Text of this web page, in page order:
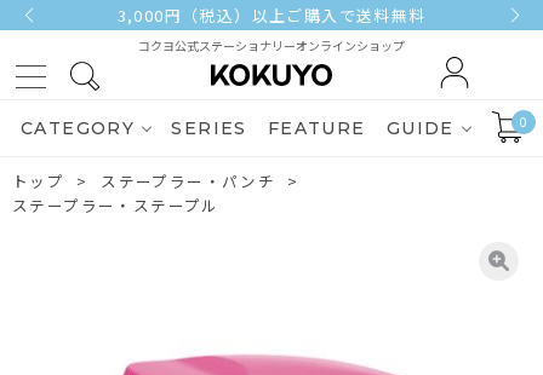
3,000円（税込）以上ご購入で送料無料
コクヨ公式ステーショナリーオンラインショップ
CATEGORY SERIES FEATURE GUIDE 0
トップ
ステープラー・パンチ
ステープラー・ステープル